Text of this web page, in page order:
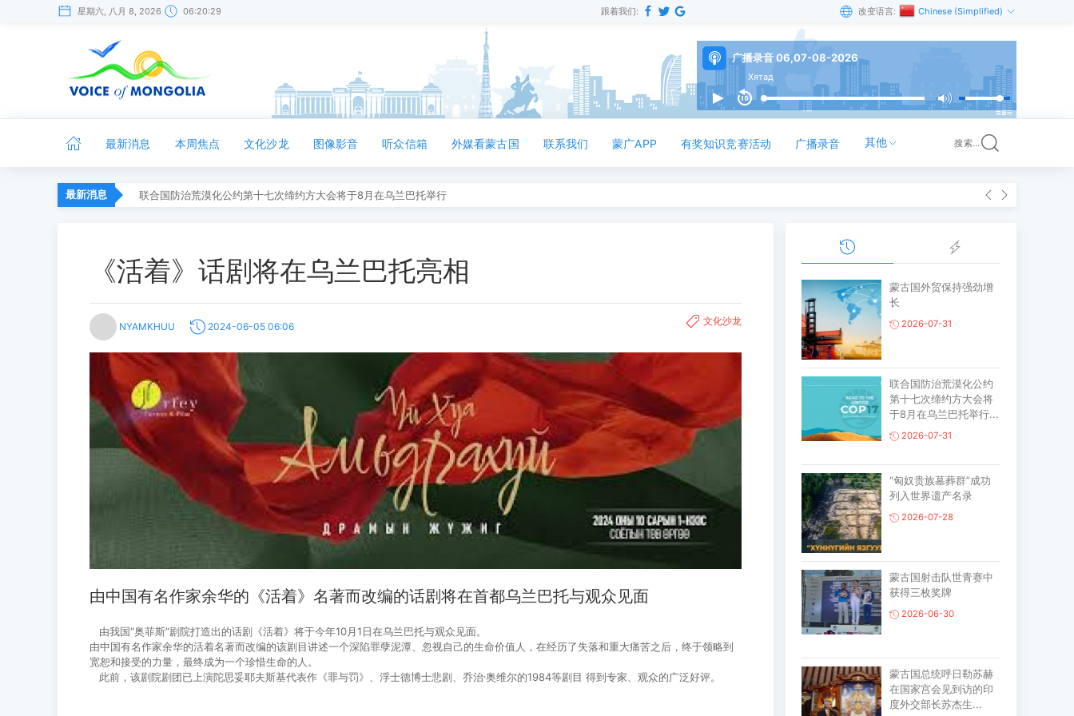
星期六, 八月 8, 2026 06:20:29 跟着我们: 改变语言: Chinese (Simplified)
广播录音 06,07-08-2026
Хятад
最新消息 本周焦点 文化沙龙 图像影音 听众信箱 外媒看蒙古国 联系我们 蒙广APP 有奖知识竞赛活动 广播录音 其他 搜索...
最新消息 联合国防治荒漠化公约第十七次缔约方大会将于8月在乌兰巴托举行
《活着》话剧将在乌兰巴托亮相
NYAMKHUU 2024-06-05 06:06 文化沙龙
由中国有名作家余华的《活着》名著而改编的话剧将在首都乌兰巴托与观众见面
由我国“奥菲斯”剧院打造出的话剧《活着》将于今年10月1日在乌兰巴托与观众见面。
由中国有名作家余华的活着名著而改编的该剧目讲述一个深陷罪孽泥潭、忽视自己的生命价值人，在经历了失落和重大痛苦之后，终于领略到
宽恕和接受的力量，最终成为一个珍惜生命的人。
此前，该剧院剧团已上演陀思妥耶夫斯基代表作《罪与罚》、浮士德博士悲剧、乔治∙奥维尔的1984等剧目 得到专家、观众的广泛好评。
蒙古国外贸保持强劲增
长
2026-07-31
联合国防治荒漠化公约
第十七次缔约方大会将
于8月在乌兰巴托举行...
2026-07-31
“匈奴贵族墓葬群”成功
列入世界遗产名录
2026-07-28
蒙古国射击队世青赛中
获得三枚奖牌
2026-06-30
蒙古国总统呼日勒苏赫
在国家宫会见到访的印
度外交部长苏杰生...